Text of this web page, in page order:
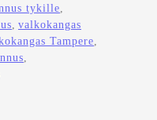
tykille
valkokangas
Tampere